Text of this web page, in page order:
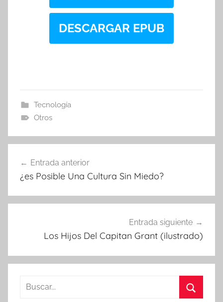
DESCARGAR EPUB
Tecnología
Otros
de
Entrada anterior
¿es Posible Una Cultura Sin Miedo?
Entrada siguiente
Los Hijos Del Capitan Grant (ilustrado)
Buscar: